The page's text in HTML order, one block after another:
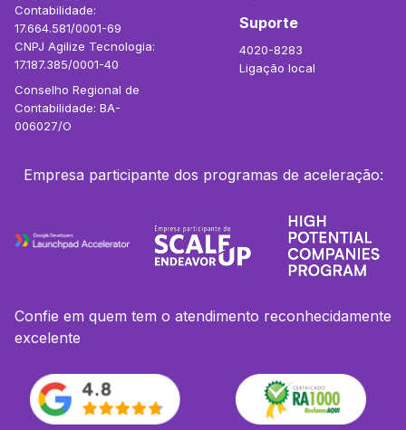
Contabilidade:
17.664.581/0001-69
CNPJ Agilize Tecnologia:
17.187.385/0001-40
Conselho Regional de
Contabilidade: BA-
006027/O
Suporte
4020-8283
Ligação local
Empresa participante dos programas de aceleração:
Confie em quem tem o atendimento reconhecidamente
excelente